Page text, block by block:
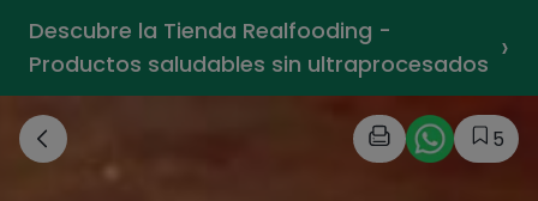
Descubre la Tienda Realfooding -
Productos saludables sin ultraprocesados ›
5